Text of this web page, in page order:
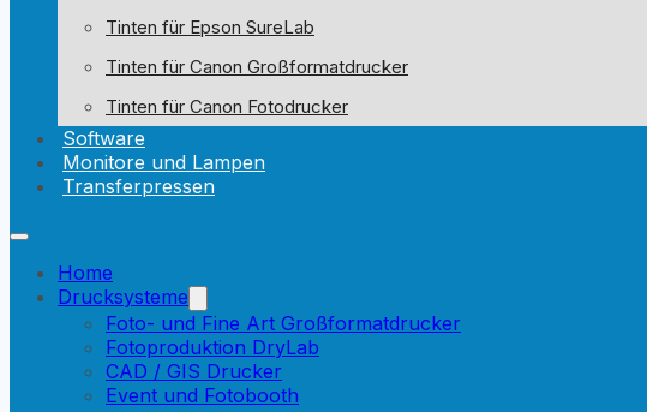
Tinten für Epson SureLab
Tinten für Canon Großformatdrucker
Tinten für Canon Fotodrucker
Software
Monitore und Lampen
Transferpressen
Home
Drucksysteme
Foto- und Fine Art Großformatdrucker
Fotoproduktion DryLab
CAD / GIS Drucker
Event und Fotobooth